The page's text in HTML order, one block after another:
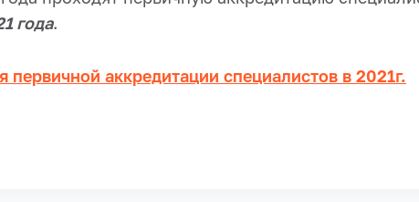
года.
первичной аккредитации специалистов в 2021г.